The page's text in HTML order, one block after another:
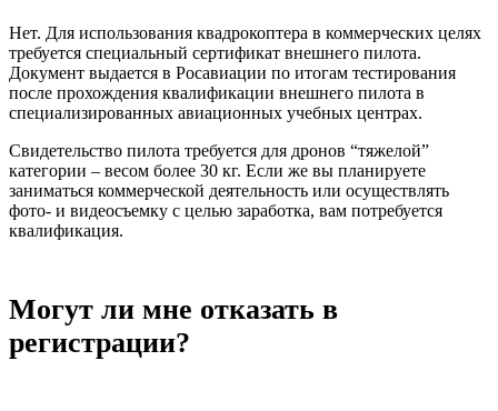
Нет. Для использования квадрокоптера в коммерческих целях
требуется специальный сертификат внешнего пилота.
Документ выдается в Росавиации по итогам тестирования
после прохождения квалификации внешнего пилота в
специализированных авиационных учебных центрах.
Свидетельство пилота требуется для дронов “тяжелой”
категории – весом более 30 кг. Если же вы планируете
заниматься коммерческой деятельность или осуществлять
фото- и видеосъемку с целью заработка, вам потребуется
квалификация.
Могут ли мне отказать в
регистрации?